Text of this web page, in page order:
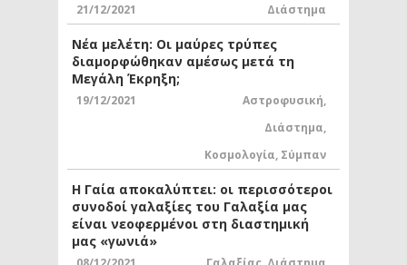
21/12/2021 Διάστημα
Νέα μελέτη: Οι μαύρες τρύπες
διαμορφώθηκαν αμέσως μετά τη
Μεγάλη Έκρηξη;
19/12/2021 Αστροφυσική,
Διάστημα,
Κοσμολογία, Σύμπαν
Η Γαία αποκαλύπτει: οι περισσότεροι
συνοδοί γαλαξίες του Γαλαξία μας
είναι νεοφερμένοι στη διαστημική
μας «γωνιά»